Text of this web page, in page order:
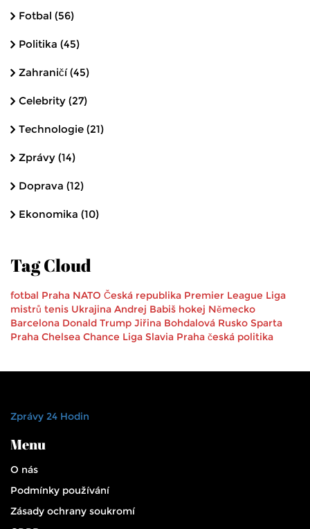
Fotbal (56)
Politika (45)
Zahraničí(45)
Celebrity (27)
Technologie (21)
Zprávy (14)
Doprava (12)
Ekonomika (10)
Tag Cloud
fotbal Praha NATO Česká republika Premier League Liga
mistrů tenis Ukrajina Andrej Babiš hokej Německo
Barcelona Donald Trump Jiřina Bohdalová Rusko Sparta
Praha Chelsea Chance Liga Slavia Praha česká politika
Zprávy 24 Hodin
Menu
O nás
Podmínky používání
Zásady ochrany soukromí